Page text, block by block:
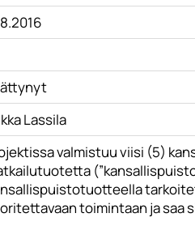
Lassila
valmistuu viisi (5)
toimintaan ja saa